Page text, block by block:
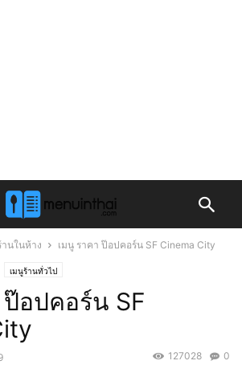
านในห้าง เมนู ราคา ป๊อปคอร์น SF Cinema City
เมนูร้านทั่วไป
อปคอร์น SF
0
127028